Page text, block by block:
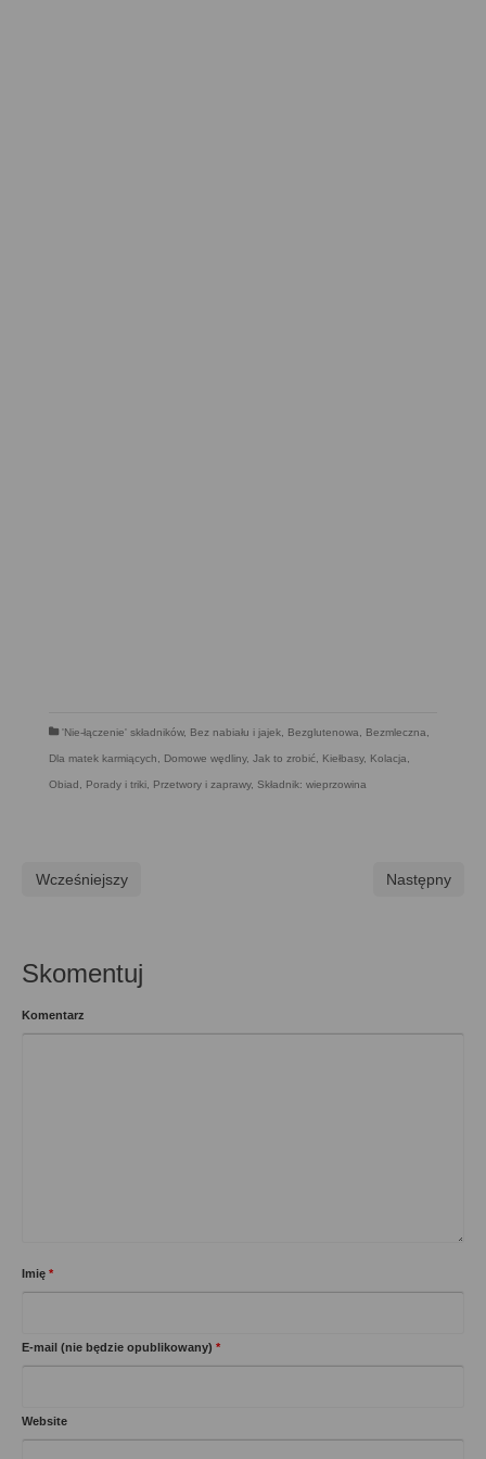
'Nie-łączenie' składników, Bez nabiału i jajek, Bezglutenowa, Bezmleczna,
Dla matek karmiących, Domowe wędliny, Jak to zrobić, Kiełbasy, Kolacja,
Obiad , Porady i triki, Przetwory i zaprawy, Składnik: wieprzowina
Wcześniejszy Następny
Skomentuj
Komentarz
Imię *
E-mail (nie będzie opublikowany) *
Website